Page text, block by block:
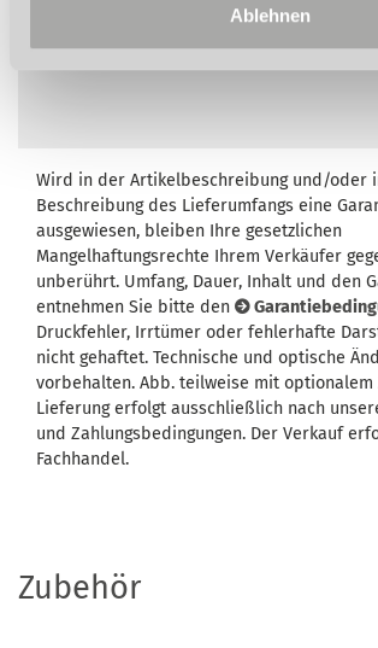
Ablehnen
Wird in der Artikelbeschreibung und/oder
Beschreibung des Lieferumfangs eine
ausgewiesen, bleiben Ihre gesetzlichen
Mangelhaftungsrechte Ihrem Verkäufer
unberührt. Umfang, Dauer, Inhalt und den
entnehmen Sie bitte den
Druckfehler, Irrtümer oder fehlerhafte
nicht gehaftet. Technische und optische
vorbehalten. Abb. teilweise mit optionalem
Lieferung erfolgt ausschließlich nach
und Zahlungsbedingungen. Der Verkauf
Fachhandel.
Zubehör